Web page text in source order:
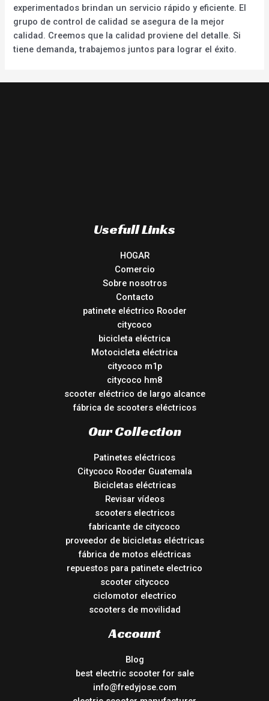
experimentados brindan un servicio rápido y eficiente. El
grupo de control de calidad se asegura de la mejor
calidad. Creemos que la calidad proviene del detalle. Si
tiene demanda, trabajemos juntos para lograr el éxito.
Usefull Links
HOGAR
Comercio
Sobre nosotros
Contacto
patinete eléctrico Rooder
citycoco
bicicleta eléctrica
Motocicleta eléctrica
citycoco m1p
citycoco hm8
scooter eléctrico de largo alcance
fábrica de scooters eléctricos
Our Collection
Patinetes eléctricos
Citycoco Rooder Guatemala
Bicicletas eléctricas
Revisar vídeos
scooters electricos
fabricante de citycoco
proveedor de bicicletas eléctricas
fábrica de motos eléctricas
repuestos para patinete electrico
scooter citycoco
ciclomotor electrico
scooters de movilidad
Account
Blog
best electric scooter for sale
info@fredyjose.com